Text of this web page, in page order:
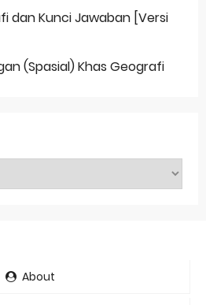
dan Kunci Jawaban [Versi
(Spasial) Khas Geografi
About